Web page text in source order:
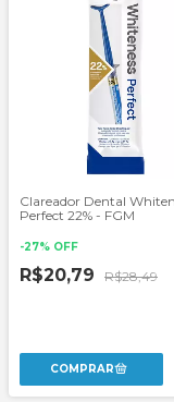
Clareador Dental
Perfect 22% - FGM
-27% OFF
R$20,79 R$28,49